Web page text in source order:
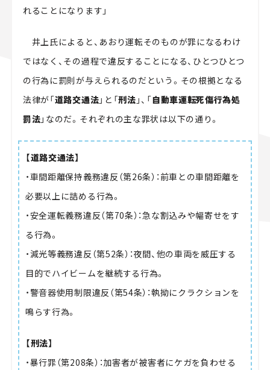
れることになります」
井上氏によると、あおり運転そのものが罪になるわけ
ではなく、その過程で違反することになる、ひとつひとつ
の行為に罰則が与えられるのだという。その根拠となる
法律が「道路交通法」と「刑法 」、「自動車運転死傷行為処
罰法」なのだ。それぞれの主な罪状は以下の通り。
【道路交通法】
・車間距離保持義務違反（第26条）：前車との車間距離を
必要以上に詰める行為。
・安全運転義務違反（第70条）：急な割込みや幅寄せをす
る行為。
・減光等義務違反（第52条）：夜間、他の車両を威圧する
目的でハイビームを継続する行為。
・警音器使用制限違反（第54条）：執拗にクラクションを
鳴らす行為。
【刑法】
・暴行罪（第208条）：加害者が被害者にケガを負わせる